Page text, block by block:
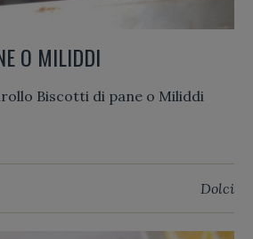
O MILIDDI
Biscotti di pane o Miliddi
Dolci